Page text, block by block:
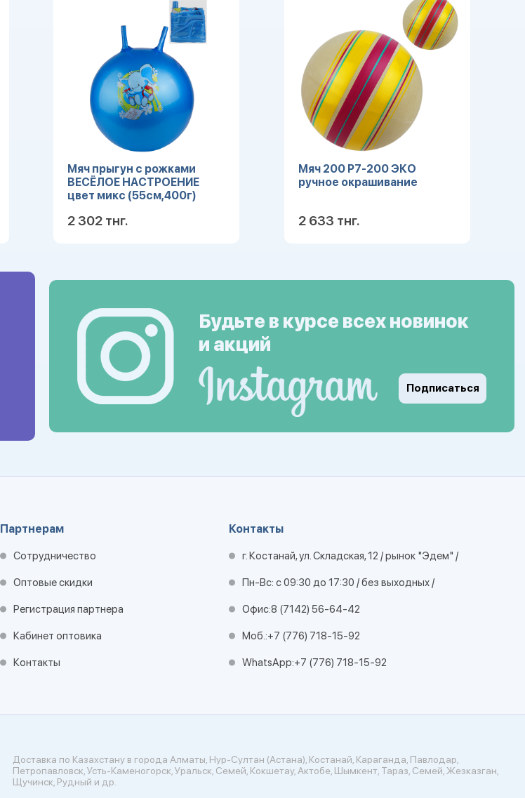
Мяч прыгун с рожками
ВЕСЁЛОЕ НАСТРОЕНИЕ
цвет микс (55см,400г)
2 302 тнг.
Мяч 200 Р7-200 ЭКО
ручное окрашивание
2 633 тнг.
Будьте в курсе всех новинок
и акций
Подписаться
Партнерам
Сотрудничество
Оптовые скидки
Регистрация партнера
Кабинет оптовика
Контакты
Контакты
г. Костанай, ул. Складская, 12 / рынок "Эдем" /
Пн-Вс: с 09:30 до 17:30 / без выходных /
Офис:8 (7142) 56-64-42
Моб.:+7 (776) 718-15-92
WhatsApp:+7 (776) 718-15-92
Доставка по Казахстану в города Алматы, Нур-Султан (Астана), Костанай, Караганда, Павлодар,
Петропавловск, Усть-Каменогорск, Уральск, Семей, Кокшетау, Актобе, Шымкент, Тараз, Семей, Жезказган,
Щучинск, Рудный и др.